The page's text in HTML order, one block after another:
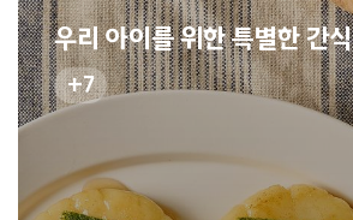
우리 아이를 위한 특별한 간식
7